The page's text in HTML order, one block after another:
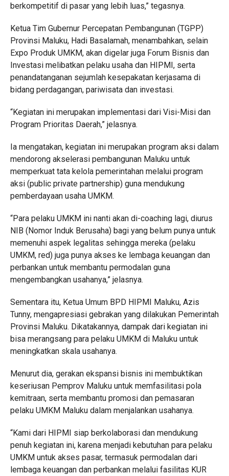
berkompetitif di pasar yang lebih luas,” tegasnya.
Ketua Tim Gubernur Percepatan Pembangunan (TGPP)
Provinsi Maluku, Hadi Basalamah, menambahkan, selain
Expo Produk UMKM, akan digelar juga Forum Bisnis dan
Investasi melibatkan pelaku usaha dan HIPMI, serta
penandatanganan sejumlah kesepakatan kerjasama di
bidang perdagangan, pariwisata dan investasi.
“Kegiatan ini merupakan implementasi dari Visi-Misi dan
Program Prioritas Daerah,” jelasnya.
Ia mengatakan, kegiatan ini merupakan program aksi dalam
mendorong akselerasi pembangunan Maluku untuk
memperkuat tata kelola pemerintahan melalui program
aksi (public private partnership) guna mendukung
pemberdayaan usaha UMKM.
“Para pelaku UMKM ini nanti akan di-coaching lagi, diurus
NIB (Nomor Induk Berusaha) bagi yang belum punya untuk
memenuhi aspek legalitas sehingga mereka (pelaku
UMKM, red) juga punya akses ke lembaga keuangan dan
perbankan untuk membantu permodalan guna
mengembangkan usahanya,” jelasnya.
Sementara itu, Ketua Umum BPD HIPMI Maluku, Azis
Tunny, mengapresiasi gebrakan yang dilakukan Pemerintah
Provinsi Maluku. Dikatakannya, dampak dari kegiatan ini
bisa merangsang para pelaku UMKM di Maluku untuk
meningkatkan skala usahanya.
Menurut dia, gerakan ekspansi bisnis ini membuktikan
keseriusan Pemprov Maluku untuk memfasilitasi pola
kemitraan, serta membantu promosi dan pemasaran
pelaku UMKM Maluku dalam menjalankan usahanya.
“Kami dari HIPMI siap berkolaborasi dan mendukung
penuh kegiatan ini, karena menjadi kebutuhan para pelaku
UMKM untuk akses pasar, termasuk permodalan dari
lembaga keuangan dan perbankan melalui fasilitas KUR